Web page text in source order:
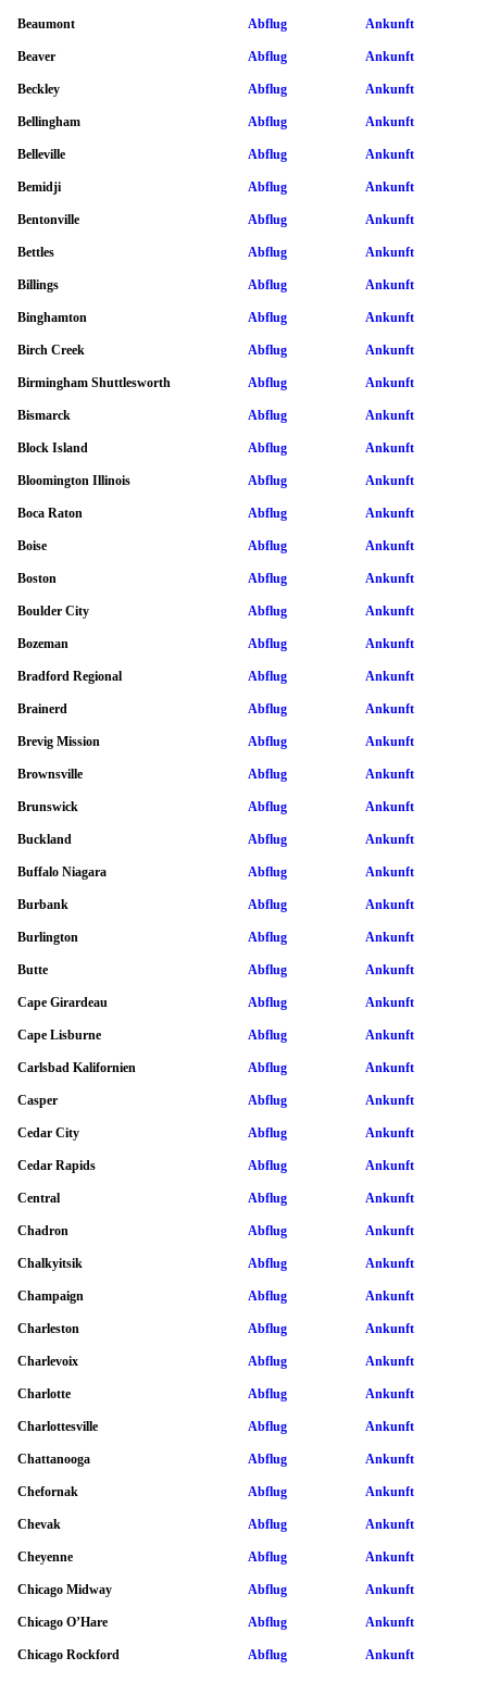
Beaumont Abflug Ankunft
Beaver Abflug Ankunft
Beckley Abflug Ankunft
Bellingham Abflug Ankunft
Belleville Abflug Ankunft
Bemidji Abflug Ankunft
Bentonville Abflug Ankunft
Bettles Abflug Ankunft
Billings Abflug Ankunft
Binghamton Abflug Ankunft
Birch Creek Abflug Ankunft
Birmingham Shuttlesworth Abflug Ankunft
Bismarck Abflug Ankunft
Block Island Abflug Ankunft
Bloomington Illinois Abflug Ankunft
Boca Raton Abflug Ankunft
Boise Abflug Ankunft
Boston Abflug Ankunft
Boulder City Abflug Ankunft
Bozeman Abflug Ankunft
Bradford Regional Abflug Ankunft
Brainerd Abflug Ankunft
Brevig Mission Abflug Ankunft
Brownsville Abflug Ankunft
Brunswick Abflug Ankunft
Buckland Abflug Ankunft
Buffalo Niagara Abflug Ankunft
Burbank Abflug Ankunft
Burlington Abflug Ankunft
Butte Abflug Ankunft
Cape Girardeau Abflug Ankunft
Cape Lisburne Abflug Ankunft
Carlsbad Kalifornien Abflug Ankunft
Casper Abflug Ankunft
Cedar City Abflug Ankunft
Cedar Rapids Abflug Ankunft
Central Abflug Ankunft
Chadron Abflug Ankunft
Chalkyitsik Abflug Ankunft
Champaign Abflug Ankunft
Charleston Abflug Ankunft
Charlevoix Abflug Ankunft
Charlotte Abflug Ankunft
Charlottesville Abflug Ankunft
Chattanooga Abflug Ankunft
Chefornak Abflug Ankunft
Chevak Abflug Ankunft
Cheyenne Abflug Ankunft
Chicago Midway Abflug Ankunft
Chicago O’Hare Abflug Ankunft
Chicago Rockford Abflug Ankunft